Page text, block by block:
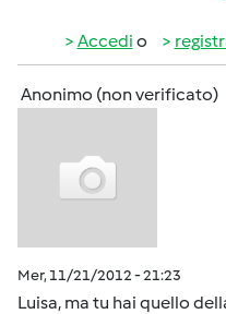
Accedi o
Anonimo (non verificato)
Mer, 11/21/2012 - 21:23
Luisa, ma tu hai quello